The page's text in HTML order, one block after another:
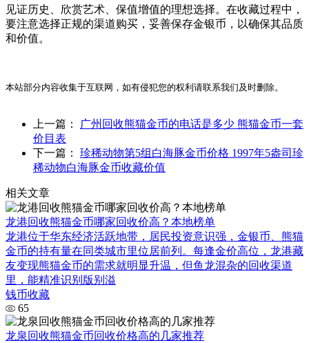
见证历史、欣赏艺术、保值增值的理想选择。在收藏过程中，
要注意选择正规的渠道购买，妥善保存金银币，以确保其品质
和价值。
本站部分内容收集于互联网，如有侵犯您的权利请联系我们及时删除。
上一篇：
广州回收熊猫金币的电话是多少 熊猫金币一套
价目表
下一篇： 珍稀动物第5组白海豚金币价格 1997年5盎司珍
稀动物白海豚金币收藏价值
相关文章
龙港回收熊猫金币哪家回收价高？本地榜单
龙港位于华东经济活跃地带，居民投资意识强，金银币、熊猫
金币的持有量在同类城市里位居前列。每逢金价高位，龙港藏
友变现熊猫金币的需求就明显升温，但鱼龙混杂的回收渠道
里，能精准识别版别溢
钱币收藏
65
龙泉回收熊猫金币回收价格高的几家推荐